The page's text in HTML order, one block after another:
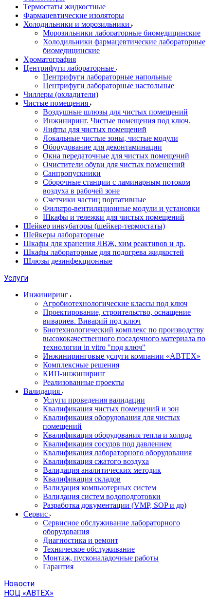
Термостаты жидкостные
Фармацевтические изоляторы
Холодильники и морозильники
Морозильники лабораторные биомедицинские
Холодильники фармацевтические лабораторные
биомедицинские
Хроматография
Центрифуги лабораторные
Центрифуги лабораторные напольные
Центрифуги лабораторные настольные
Чиллеры (охладители)
Чистые помещения
Воздушные шлюзы для чистых помещений
Инжиниринг. Чистые помещения под ключ.
Лифты для чистых помещений
Локальные чистые зоны, чистые модули
Оборудование для деконтаминации
Окна передаточные для чистых помещений
Очистители обуви для чистых помещений
Санпропускники
Сборочные станции с ламинарным потоком
воздуха в рабочей зоне
Счетчики частиц портативные
Фильтро-вентиляционные модули и установки
Шкафы и тележки для чистых помещений
Шейкер инкубаторы (шейкер-термостаты)
Шейкеры лабораторные
Шкафы для хранения ЛВЖ, хим реактивов и др.
Шкафы лабораторные для подогрева жидкостей
Шлюзы дезинфекционные
Услуги
Инжиниринг
Агробиотехнологические классы под ключ
Проектирование, строительство, оснащение
вивариев. Виварий под ключ
Биотехнологический комплекс по производству
высококачественного посадочного материала по
технологии in vitro "под ключ"
Инжиниринговые услуги компании «АВТЕХ»
Комплексные решения
КИП-инжиниринг
Реализованные проекты
Валидация
Услуги проведения валидации
Квалификация чистых помещений и зон
Квалификация оборудования для чистых
помещений
Квалификация оборудования тепла и холода
Квалификация сосудов под давлением
Квалификация лабораторного оборудования
Квалификация сжатого воздуха
Валидация аналитических методик
Квалификация складов
Валидация компьютерных систем
Валидация систем водоподготовки
Разработка документации (VMP, SOP и др)
Cервис
Сервисное обслуживание лабораторного
оборудования
Диагностика и ремонт
Техническое обслуживание
Монтаж, пусконаладочные работы
Гарантия
Новости
НОЦ «АВТЕХ»